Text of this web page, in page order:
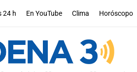
24 h En YouTube Clima Horóscopo